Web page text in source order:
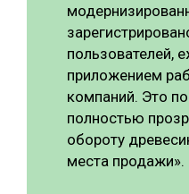
пользователей,
приложением
компаний. Это
полностью
обороту
места продажи».